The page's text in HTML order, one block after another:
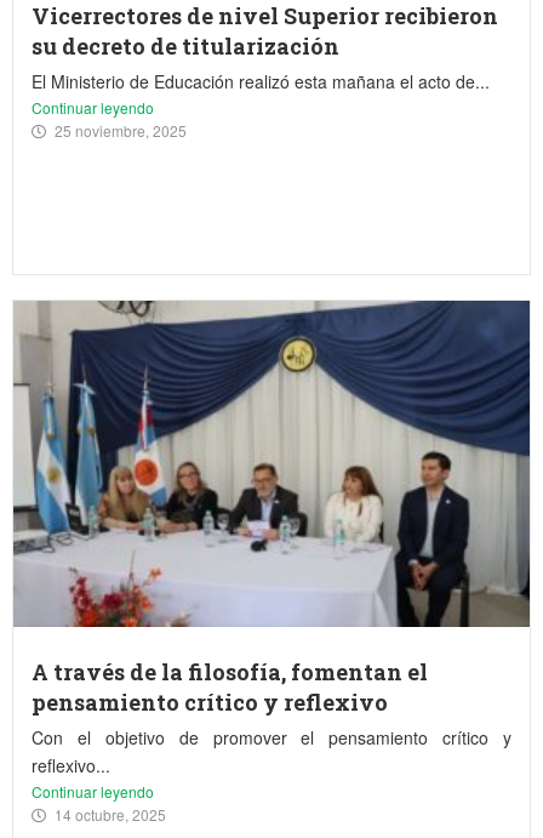
Vicerrectores de nivel Superior recibieron
su decreto de titularización
El Ministerio de Educación realizó esta mañana el acto de...
Continuar leyendo
25 noviembre, 2025
A través de la filosofía, fomentan el
pensamiento crítico y reflexivo
Con el objetivo de promover el pensamiento crítico y
reflexivo...
Continuar leyendo
14 octubre, 2025